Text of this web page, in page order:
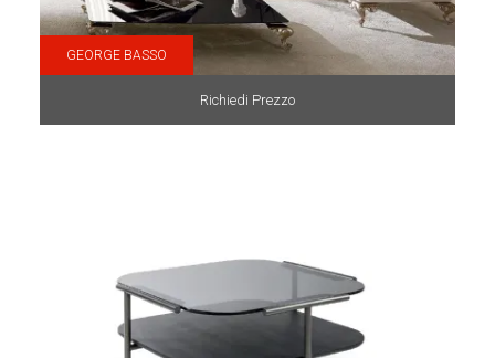
GEORGE BASSO
Richiedi Prezzo